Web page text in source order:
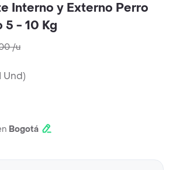
Interno y Externo Perro
5 - 10 Kg
/u
Und)
Bogotá